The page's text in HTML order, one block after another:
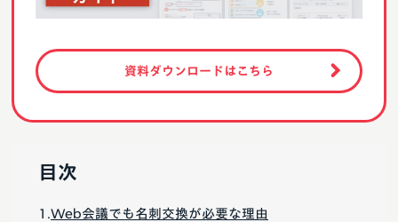
資料ダウンロードはこちら
目次
Web会議でも名刺交換が必要な理由